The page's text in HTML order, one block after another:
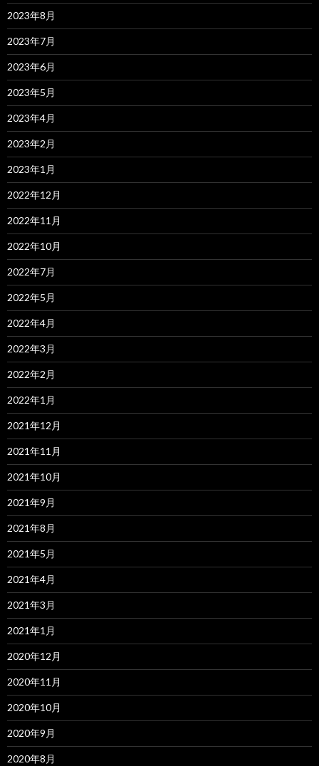
2023年8月
2023年7月
2023年6月
2023年5月
2023年4月
2023年2月
2023年1月
2022年12月
2022年11月
2022年10月
2022年7月
2022年5月
2022年4月
2022年3月
2022年2月
2022年1月
2021年12月
2021年11月
2021年10月
2021年9月
2021年8月
2021年5月
2021年4月
2021年3月
2021年1月
2020年12月
2020年11月
2020年10月
2020年9月
2020年8月